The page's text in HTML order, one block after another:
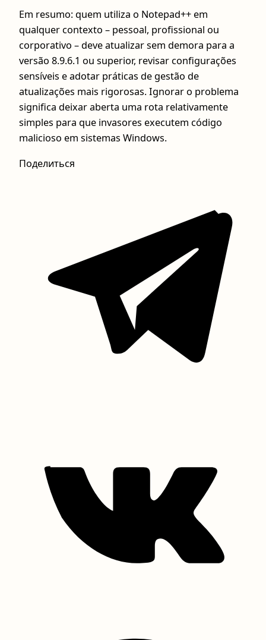
Em resumo: quem utiliza o Notepad++ em
qualquer contexto – pessoal, profissional ou
corporativo – deve atualizar sem demora para a
versão 8.9.6.1 ou superior, revisar configurações
sensíveis e adotar práticas de gestão de
atualizações mais rigorosas. Ignorar o problema
significa deixar aberta uma rota relativamente
simples para que invasores executem código
malicioso em sistemas Windows.
Поделиться